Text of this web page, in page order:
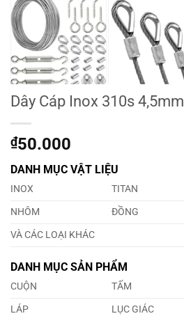
Dây Cáp Inox 310s 4,5mm
₫50.000
DANH MỤC VẬT LIỆU
INOX TITAN
NHÔM
ĐỒNG
VÀ CÁC LOẠI KHÁC
DANH MỤC SẢN PHẨM
CUỘN TẤM
LÁP
LỤC GIÁC